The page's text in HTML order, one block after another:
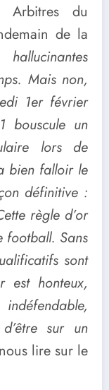
Arbitres du
de la
Mais non,
1er février
bouscule un
lors de
bien falloir le
définitive :
règle d’or
football. Sans
sont
honteux,
sur un
lire sur le